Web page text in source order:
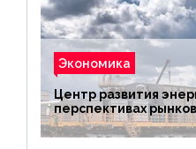
Экономика
Центр развития
перспективах